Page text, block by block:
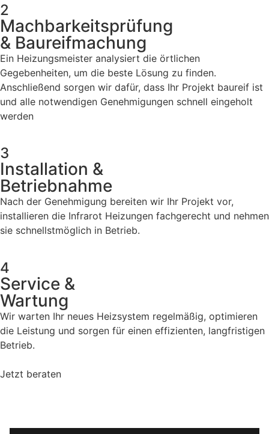
2
Machbarkeitsprüfung
& Baureifmachung
Ein Heizungsmeister analysiert die örtlichen
Gegebenheiten, um die beste Lösung zu finden.
Anschließend sorgen wir dafür, dass Ihr Projekt baureif ist
und alle notwendigen Genehmigungen schnell eingeholt
werden
3
Installation &
Betriebnahme
Nach der Genehmigung bereiten wir Ihr Projekt vor,
installieren die Infrarot Heizungen fachgerecht und nehmen
sie schnellstmöglich in Betrieb.
4
Service &
Wartung
Wir warten Ihr neues Heizsystem regelmäßig, optimieren
die Leistung und sorgen für einen effizienten, langfristigen
Betrieb.
Jetzt beraten